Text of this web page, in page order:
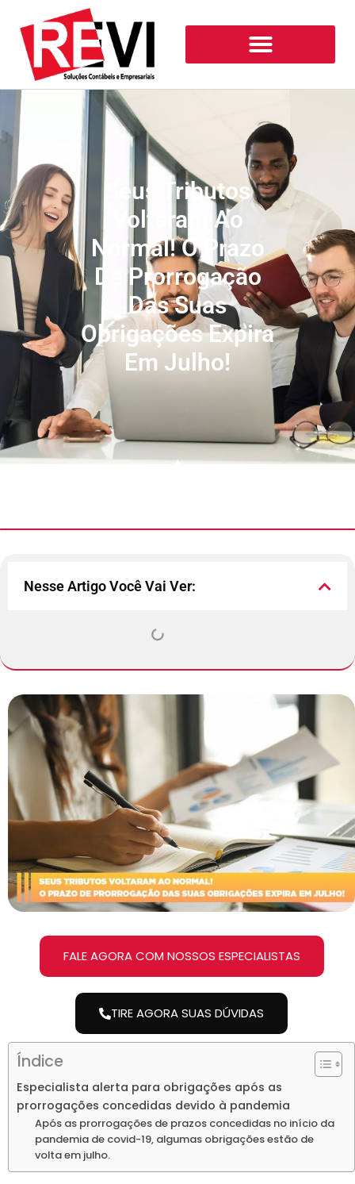
Seus Tributos
Voltaram Ao
Normal! O Prazo
De Prorrogação
Das Suas
Obrigações Expira
Em Julho!
Nesse Artigo Você Vai Ver:
FALE AGORA COM NOSSOS ESPECIALISTAS
TIRE AGORA SUAS DÚVIDAS
Índice
Especialista alerta para obrigações após as
prorrogações concedidas devido à pandemia
Após as prorrogações de prazos concedidas no início da
pandemia de covid-19, algumas obrigações estão de
volta em julho.